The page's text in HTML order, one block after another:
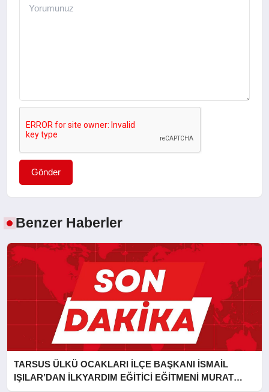
Gönder
Benzer Haberler
TARSUS ÜLKÜ OCAKLARI İLÇE BAŞKANI İSMAİL
IŞILAR’DAN İLKYARDIM EĞİTİCİ EĞİTMENİ MURAT